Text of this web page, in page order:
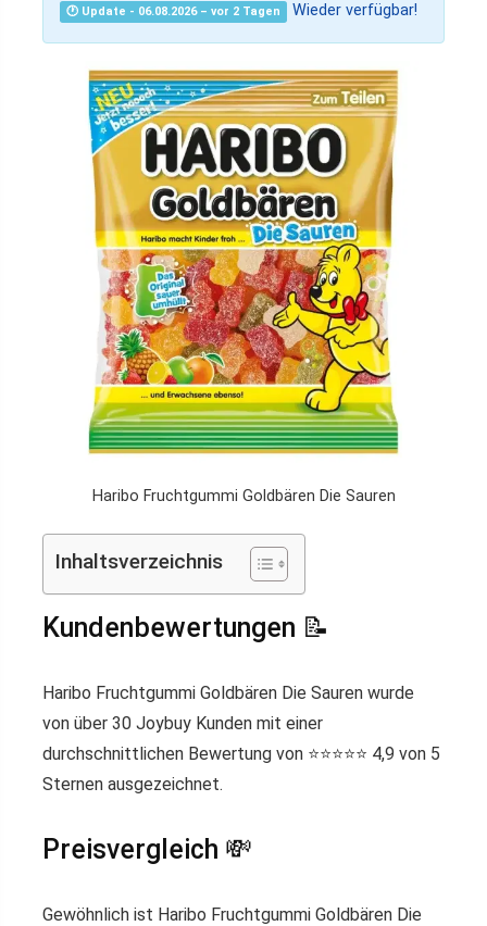
🕐 Update - 06.08.2026 – vor 2 Tagen Wieder verfügbar!
Haribo Fruchtgummi Goldbären Die Sauren
Inhaltsverzeichnis
Kundenbewertungen 📝
Haribo Fruchtgummi Goldbären Die Sauren wurde
von über 30 Joybuy Kunden mit einer
durchschnittlichen Bewertung von ⭐️⭐️⭐️⭐️⭐️ 4,9 von 5
Sternen ausgezeichnet.
Preisvergleich 💸
Gewöhnlich ist Haribo Fruchtgummi Goldbären Die